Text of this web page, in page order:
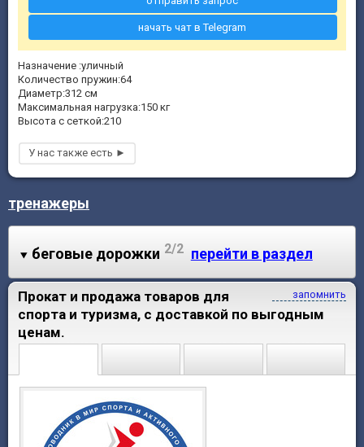
Назначение :уличный
Количество пружин:64
Диаметр:312 см
Максимальная нагрузка:150 кг
Высота с сеткой:210
начать чат в Telegram
тренажеры
беговые дорожки 2/2 перейти в раздел
запомнить
Прокат и продажа товаров для
спорта и туризма, с доставкой по выгодным
ценам.